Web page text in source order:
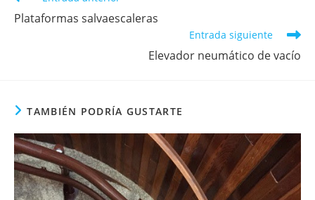
Plataformas salvaescaleras
Entrada siguiente
Elevador neumático de vacío
TAMBIÉN PODRÍA GUSTARTE